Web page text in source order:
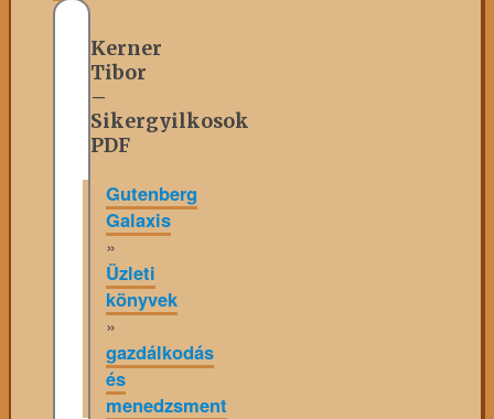
Kerner
Tibor
–
Sikergyilkosok
PDF
Gutenberg
Galaxis
»
Üzleti
könyvek
»
gazdálkodás
és
menedzsment